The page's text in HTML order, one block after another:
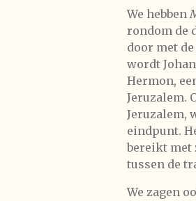
We hebben
rondom de
door met
wordt
Hermon,
Jeruzalem.
Jeruzalem,
eindpunt.
bereikt met
tussen de
We zagen